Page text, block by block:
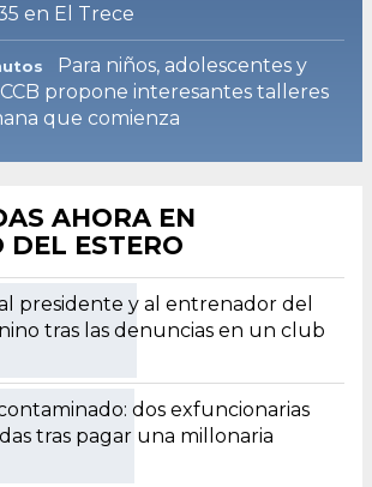
en El Trece
Para niños, adolescentes y
propone interesantes talleres
que comienza
AHORA EN
DEL ESTERO
presidente y al entrenador del
tras las denuncias en un club
dos exfuncionarias
tras pagar una millonaria